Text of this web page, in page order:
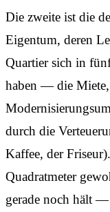
Die zweite ist die
Eigentum, deren
Quartier sich in
haben — die Miete,
durch die
Kaffee, der
Quadratmeter
gerade noch hält